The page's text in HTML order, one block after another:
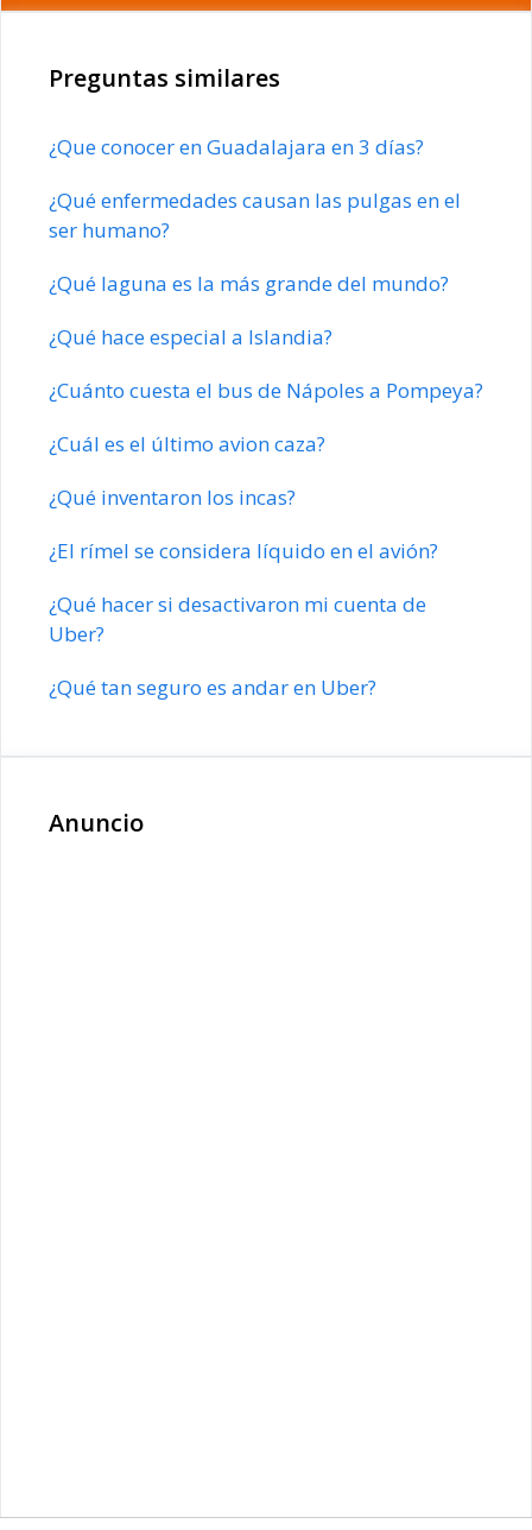
Preguntas similares
¿Que conocer en Guadalajara en 3 días?
¿Qué enfermedades causan las pulgas en el
ser humano?
¿Qué laguna es la más grande del mundo?
¿Qué hace especial a Islandia?
¿Cuánto cuesta el bus de Nápoles a Pompeya?
¿Cuál es el último avion caza?
¿Qué inventaron los incas?
¿El rímel se considera líquido en el avión?
¿Qué hacer si desactivaron mi cuenta de
Uber?
¿Qué tan seguro es andar en Uber?
Anuncio